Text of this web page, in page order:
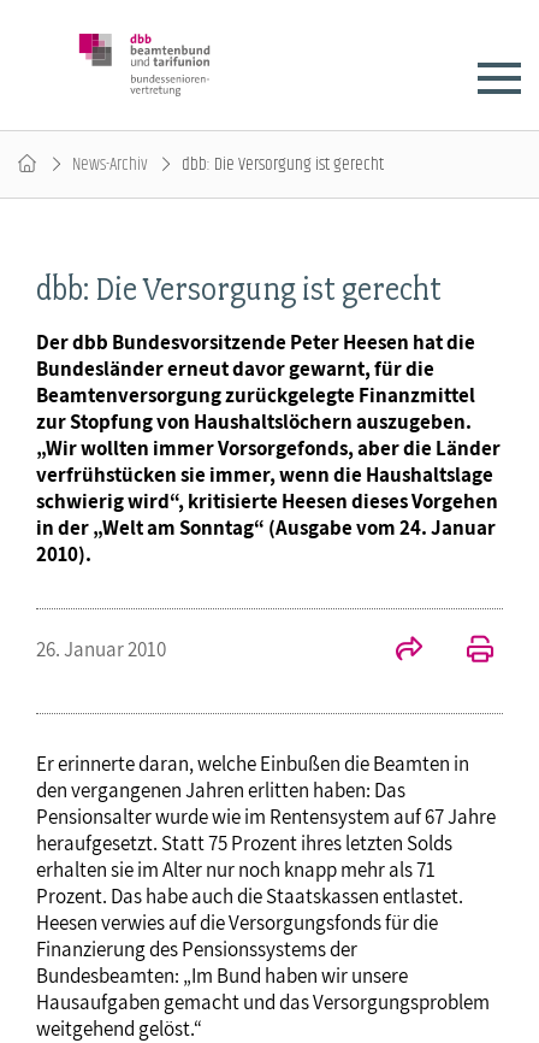
News-Archiv dbb: Die Versorgung ist gerecht
dbb: Die Versorgung ist gerecht
Der dbb Bundesvorsitzende Peter Heesen hat die
Bundesländer erneut davor gewarnt, für die
Beamtenversorgung zurückgelegte Finanzmittel
zur Stopfung von Haushaltslöchern auszugeben.
„Wir wollten immer Vorsorgefonds, aber die Länder
verfrühstücken sie immer, wenn die Haushaltslage
schwierig wird“, kritisierte Heesen dieses Vorgehen
in der „Welt am Sonntag“ (Ausgabe vom 24. Januar
2010).
26. Januar 2010
Er erinnerte daran, welche Einbußen die Beamten in
den vergangenen Jahren erlitten haben: Das
Pensionsalter wurde wie im Rentensystem auf 67 Jahre
heraufgesetzt. Statt 75 Prozent ihres letzten Solds
erhalten sie im Alter nur noch knapp mehr als 71
Prozent. Das habe auch die Staatskassen entlastet.
Heesen verwies auf die Versorgungsfonds für die
Finanzierung des Pensionssystems der
Bundesbeamten: „Im Bund haben wir unsere
Hausaufgaben gemacht und das Versorgungsproblem
weitgehend gelöst.“